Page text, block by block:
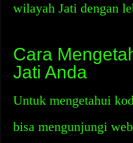
wilayah Jati dengan
Cara
Jati Anda
Untuk mengetahui
bisa mengunjungi